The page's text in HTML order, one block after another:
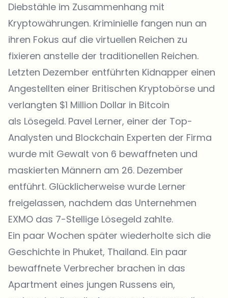
Diebstähle im Zusammenhang mit
Kryptowährungen. Kriminielle fangen nun an
ihren Fokus auf die virtuellen Reichen zu
fixieren anstelle der traditionellen Reichen.
Letzten Dezember entführten Kidnapper einen
Angestellten einer Britischen Kryptobörse und
verlangten $1 Million Dollar in Bitcoin
als Lösegeld. Pavel Lerner, einer der Top-
Analysten und Blockchain Experten der Firma
wurde mit Gewalt von 6 bewaffneten und
maskierten Männern am 26. Dezember
entführt. Glücklicherweise wurde Lerner
freigelassen, nachdem das Unternehmen
EXMO das 7-Stellige Lösegeld zahlte.
Ein paar Wochen später wiederholte sich die
Geschichte in Phuket, Thailand. Ein paar
bewaffnete Verbrecher brachen in das
Apartment eines jungen Russens ein,